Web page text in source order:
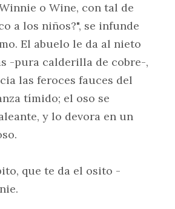
o Wine, con tal de
a los niños?", se infunde
El abuelo le da al nieto
-pura calderilla de cobre-,
las feroces fauces del
tímido; el oso se
y lo devora en un
que te da el osito -